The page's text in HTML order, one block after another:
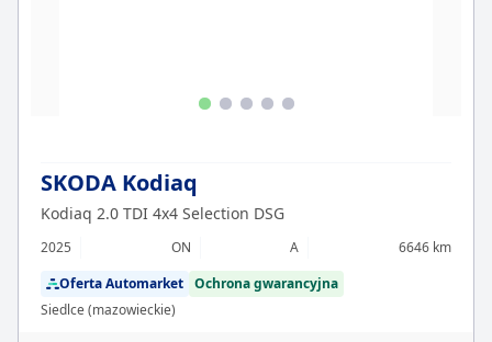
SKODA Kodiaq
Kodiaq 2.0 TDI 4x4 Selection DSG
2025 ON A
6646 km
Oferta Automarket Ochrona gwarancyjna
Siedlce (mazowieckie)